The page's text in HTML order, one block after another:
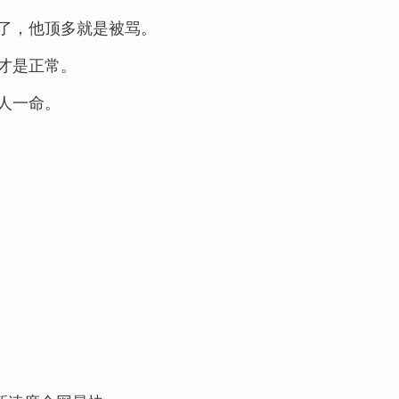
他顶多就是被骂。
正常。
命。